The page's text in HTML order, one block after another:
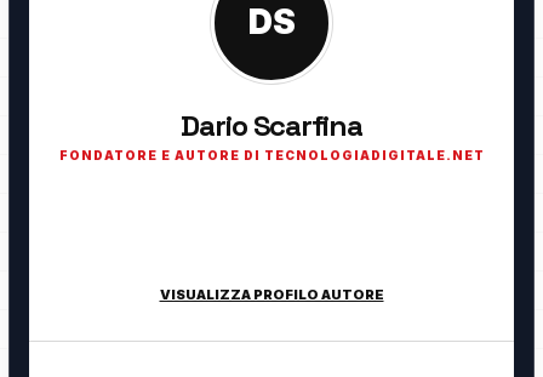
DS
Dario Scarfina
FONDATORE E AUTORE DI TECNOLOGIADIGITALE.NET
VISUALIZZA PROFILO AUTORE